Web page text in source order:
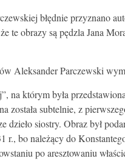
błędnie przyznano
te obrazy są pędzla Jana
Aleksander Parczewski
na którym była
została subtelnie, z
dzieło siostry. Obraz był
r., bo należący do
po aresztowaniu